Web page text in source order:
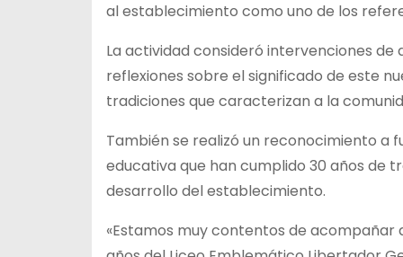
al establecimiento como uno de los
La actividad consideró intervenciones
reflexiones sobre el significado de este
tradiciones que caracterizan a la
También se realizó un reconocimiento a
educativa que han cumplido 30 años de
desarrollo del establecimiento.
«Estamos muy contentos de acompañar